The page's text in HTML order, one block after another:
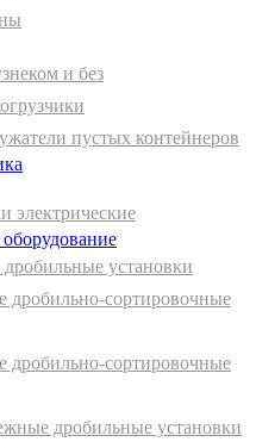
и без
пустых контейнеров
электрические
установки
сортировочные
сортировочные
дробильные установки